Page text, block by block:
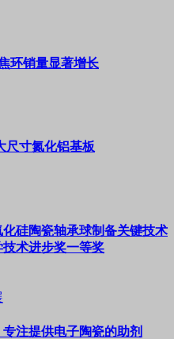
环销量显著增长
尺寸氮化铝基板
硅陶瓷轴承球制备关键技术
术进步奖一等奖
注提供电子陶瓷的助剂